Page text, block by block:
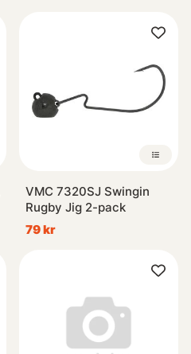
VMC 7320SJ Swingin
Rugby Jig 2-pack
79 kr